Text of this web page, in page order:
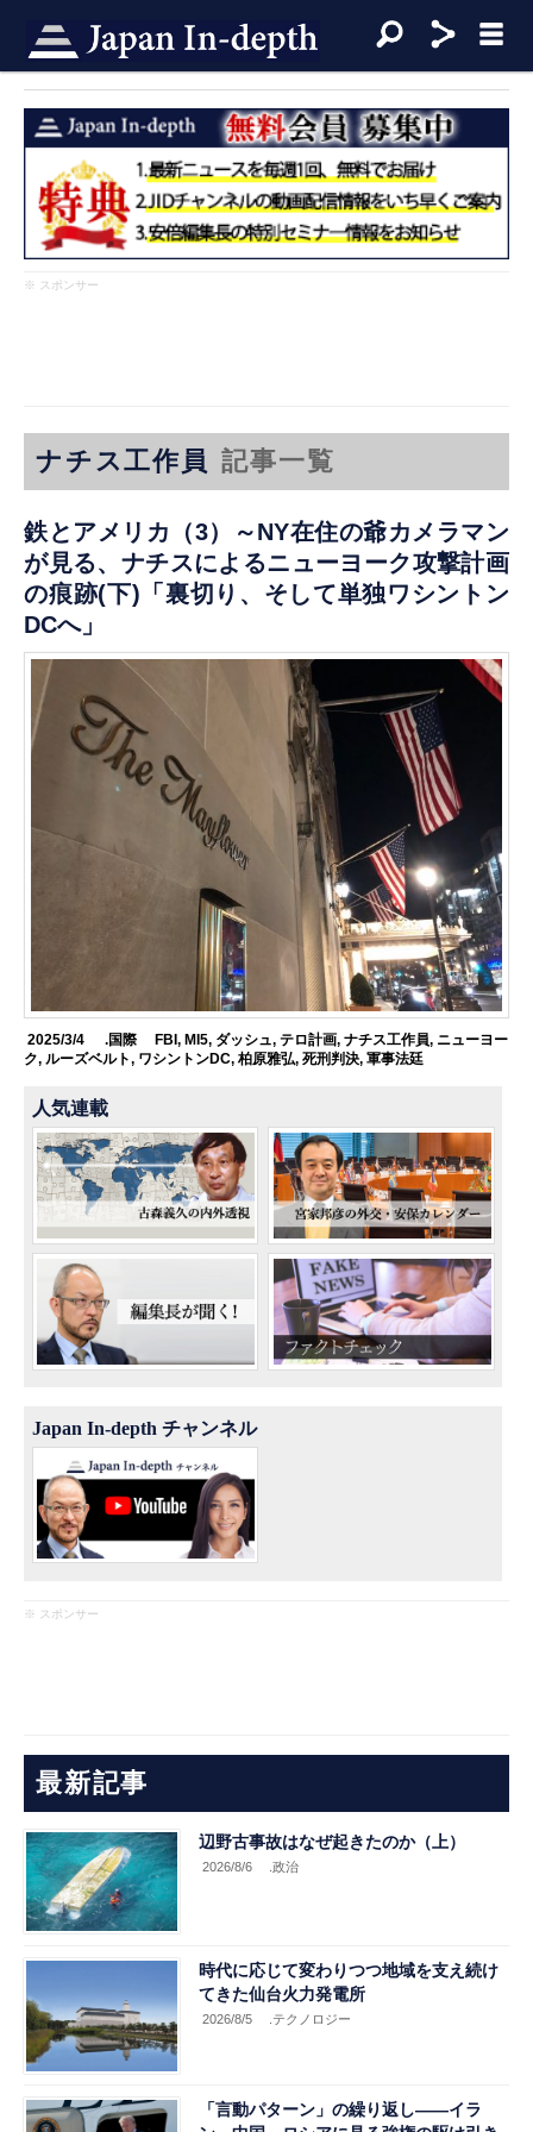
※ スポンサー
ナチス工作員 記事一覧
鉄とアメリカ（3）～NY在住の爺カメラマン
が見る、ナチスによるニューヨーク攻撃計画
の痕跡(下)「裏切り、そして単独ワシントン
DCへ」
2025/3/4 .国際 FBI , MI5, ダッシュ, テロ計画, ナチス工作員, ニューヨー
ク,ルーズベルト, ワシントンDC,柏原雅弘,死刑判決,軍事法廷
人気連載
Japan In-depth チャンネル
※ スポンサー
最新記事
辺野古事故はなぜ起きたのか（上）
2026/8/6 .政治
時代に応じて変わりつつ地域を支え続け
てきた仙台火力発電所
2026/8/5 .テクノロジー
「言動パターン」の繰り返し――イラ